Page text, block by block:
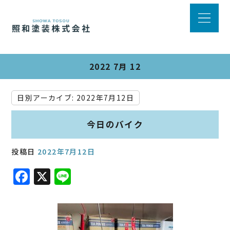
2022 7月 12
日別アーカイブ: 2022年7月12日
今日のバイク
投稿日 2022年7月12日
F
a
X
e